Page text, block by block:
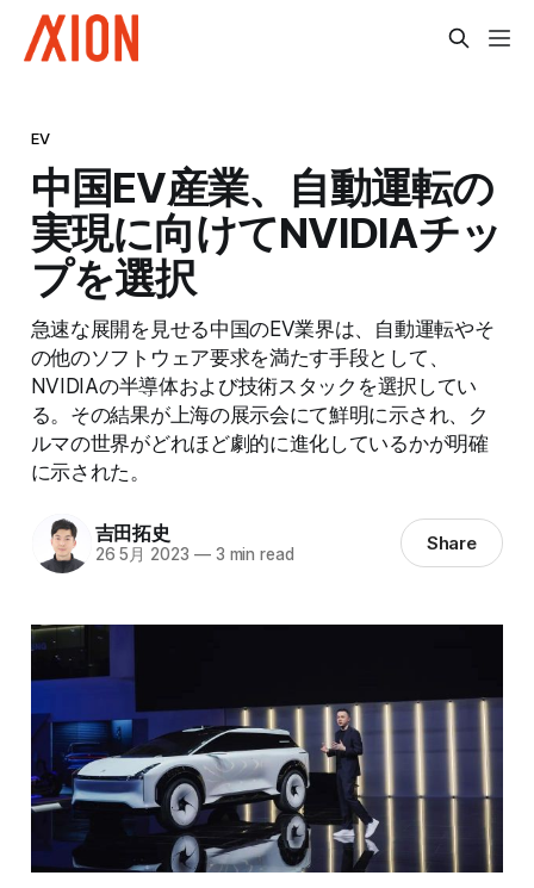
EV
中国EV産業、自動運転の
実現に向けてNVIDIAチッ
プを選択
急速な展開を見せる中国のEV業界は、自動運転やそ
の他のソフトウェア要求を満たす手段として、
NVIDIAの半導体および技術スタックを選択してい
る。その結果が上海の展示会にて鮮明に示され、ク
ルマの世界がどれほど劇的に進化しているかが明確
に示された。
吉田拓史
26 5月 2023 —3 min read Share